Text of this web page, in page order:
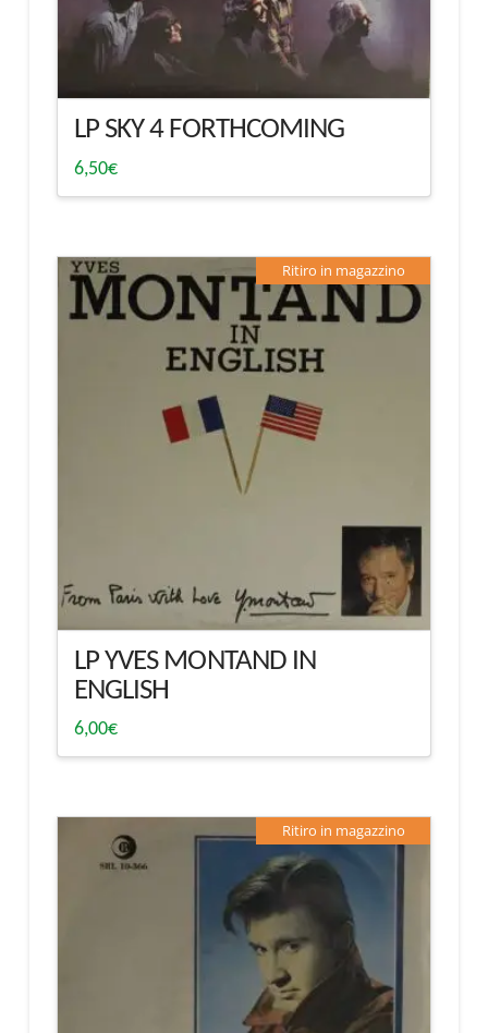
LP SKY 4 FORTHCOMING
6,50€
Ritiro in magazzino
LP YVES MONTAND IN
ENGLISH
6,00€
Ritiro in magazzino